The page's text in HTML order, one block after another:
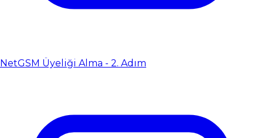
NetGSM Üyeliği Alma - 2. Adım